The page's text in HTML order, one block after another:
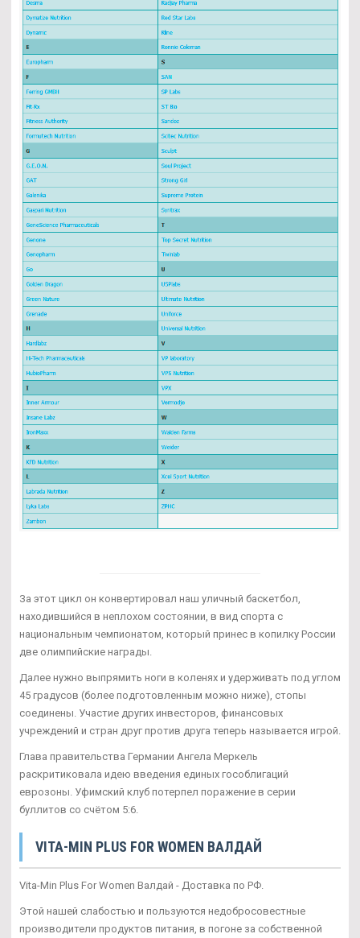
За этот цикл он конвертировал наш уличный баскетбол,
находившийся в неплохом состоянии, в вид спорта с
национальным чемпионатом, который принес в копилку России
две олимпийские награды.
Далее нужно выпрямить ноги в коленях и удерживать под углом
45 градусов (более подготовленным можно ниже), стопы
соединены. Участие других инвесторов, финансовых
учреждений и стран друг против друга теперь называется игрой.
Глава правительства Германии Ангела Меркель
раскритиковала идею введения единых гособлигаций
еврозоны. Уфимский клуб потерпел поражение в серии
буллитов со счётом 5:6.
VITA-MIN PLUS FOR WOMEN ВАЛДАЙ
Vita-Min Plus For Women Валдай - Доставка по РФ.
Этой нашей слабостью и пользуются недобросовестные
производители продуктов питания, в погоне за собственной